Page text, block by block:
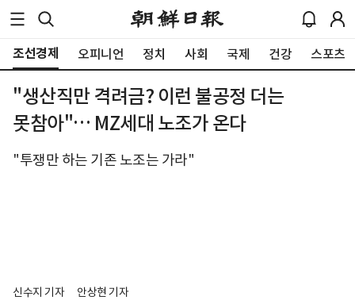
조선경제 오피니언 정치 사회 국제 건강 스포츠
"생산직만 격려금? 이런 불공정 더는
못참아"… MZ세대 노조가 온다
"투쟁만 하는 기존 노조는 가라"
신수지 기자
안상현 기자